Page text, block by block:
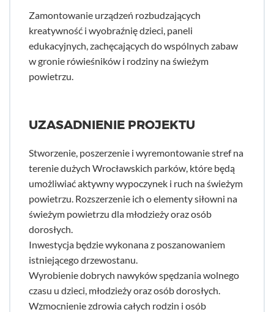
Zamontowanie urządzeń rozbudzających
kreatywność i wyobraźnię dzieci, paneli
edukacyjnych, zachęcających do wspólnych zabaw
w gronie rówieśników i rodziny na świeżym
powietrzu.
UZASADNIENIE PROJEKTU
Stworzenie, poszerzenie i wyremontowanie stref na
terenie dużych Wrocławskich parków, które będą
umożliwiać aktywny wypoczynek i ruch na świeżym
powietrzu. Rozszerzenie ich o elementy siłowni na
świeżym powietrzu dla młodzieży oraz osób
dorosłych.
Inwestycja będzie wykonana z poszanowaniem
istniejącego drzewostanu.
Wyrobienie dobrych nawyków spędzania wolnego
czasu u dzieci, młodzieży oraz osób dorosłych.
Wzmocnienie zdrowia całych rodzin i osób